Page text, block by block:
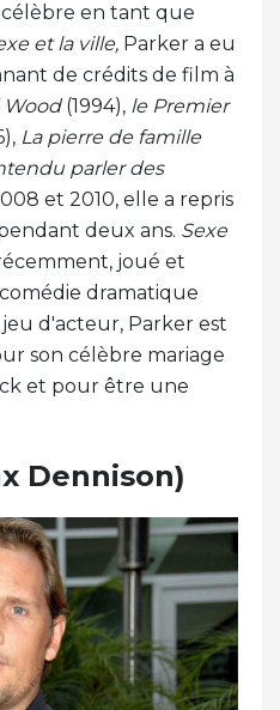
en tant que
et la ville, Parker a eu
de crédits de film à
Wood(1994), le Premier
La pierre de famille
parler des
et 2010, elle a repris
deux ans. Sexe
joué et
dramatique
d'acteur, Parker est
son célèbre mariage
et pour être une
Dennison)